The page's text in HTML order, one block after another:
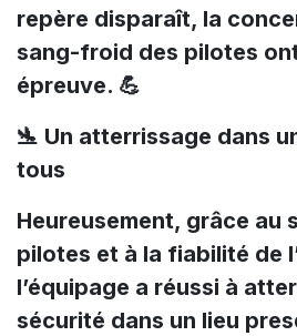
repère disparaît, la
sang-froid des pilotes
épreuve. 💪
🛬 Un atterrissage dans
tous
Heureusement, grâce au
pilotes et à la fiabilité de
l’équipage a réussi à
sécurité dans un lieu